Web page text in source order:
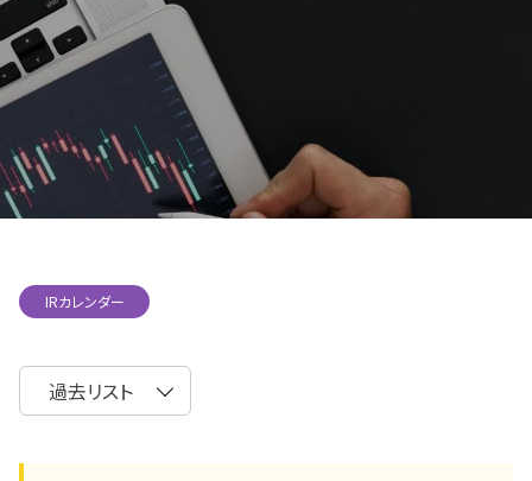
IRカレンダー